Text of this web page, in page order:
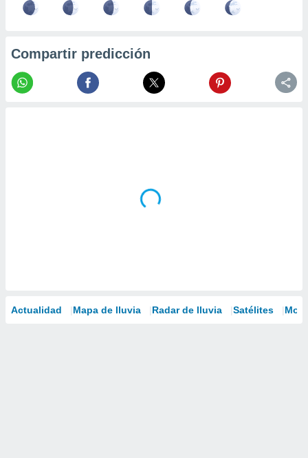
Compartir predicción
Actualidad Mapa de lluvia Radar de lluvia Satélites